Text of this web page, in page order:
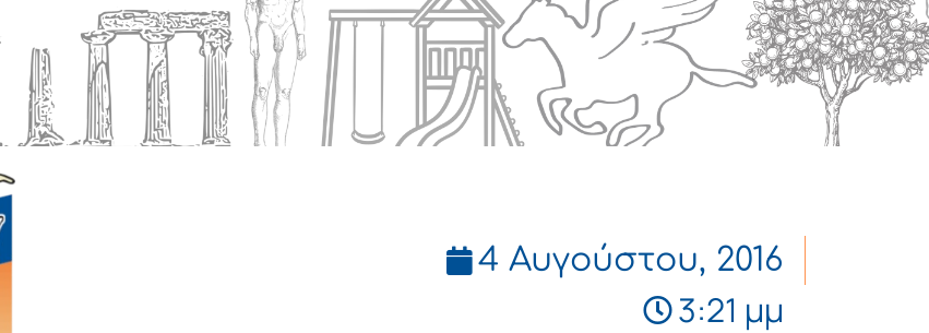
4 Αυγούστου, 2016
3:21 μμ